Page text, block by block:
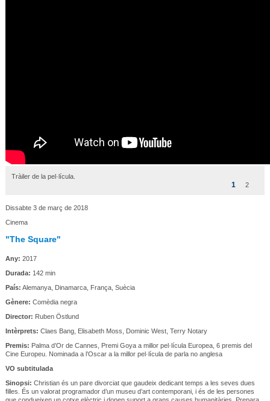
Tràiler de la pel·lícula.
1 2
Dissabte 3 de març de 2018
Cinema
"The Square"
Any: 2017
Durada: 142 min
País: Alemanya, Dinamarca, França, Suècia
Gènere: Comèdia negra
Director: Ruben Östlund
Intèrprets: Claes Bang, Elisabeth Moss, Dominic West, Terry Notary
Premis: Palma d’Or de Cannes, Premi Goya a millor pel·lícula Europea, 6 premis del
Cine Europeu. Nominada a l’Oscar a la millor pel·lícula de parla no anglesa
VO subtitulada
Sinopsi: Christian és un pare divorciat que gaudeix dedicant temps a les seves dues
filles. És un valorat programador d’un museu d’art contemporani, i és de les persones